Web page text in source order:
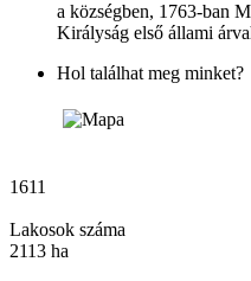
a községben, 1763-ban
Királyság első állami
Hol találhat meg minket?
1611
Lakosok száma
2113 ha